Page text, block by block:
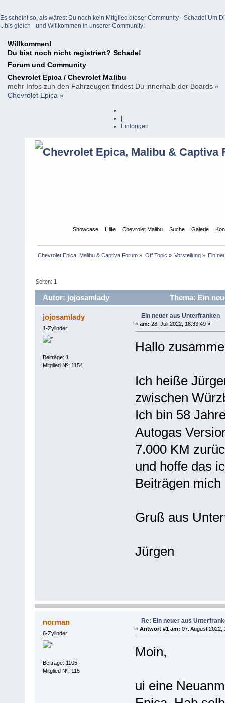
Es scheint so, als wärest Du noch kein Mitglied dieser Community - Schade! Um
...bis gleich - und Willkommen in unserer Community!
Willkommen!
Du bist noch nicht registriert? Schade!
Forum und Community
Chevrolet Epica / Chevrolet Malibu
mehr Infos zun den Fahrzeugen findest Du innerhalb der Boards «
Chevrolet Epica »
Einloggen
Showcase Hilfe Chevrolet Malibu Suche Galerie
Chevrolet Epica, Malibu & Captiva Forum » Off Topic » Vorstellung» Ein
Seiten:1
Autor: jojosamlady Thema: Ein
jojosamlady
1-Zylinder
Beiträge: 1
Mitglied Nº: 1154
Ein neuer aus Unterfranken
« am: 28. Juli 2022, 18:33:49 »
Hallo
Ich heiße
zwischen
Ich bin 58
Autogas
7.000 KM
und hoffe das
Beiträgen
Gruß aus
Jürgen
norman
6-Zylinder
Beiträge: 1105
Mitglied Nº: 115
Re: Ein neuer aus
« Antwort #1 am: 07. August 2022,
Moin,
ui eine